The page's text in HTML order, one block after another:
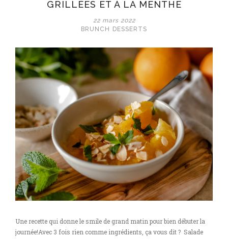
GRILLÉES ET À LA MENTHE
22 mars 2022
BRUNCH
DESSERTS
Une recette qui donne le smile de grand matin pour bien débuter la
journée!Avec 3 fois rien comme ingrédients, ça vous dit ? Salade